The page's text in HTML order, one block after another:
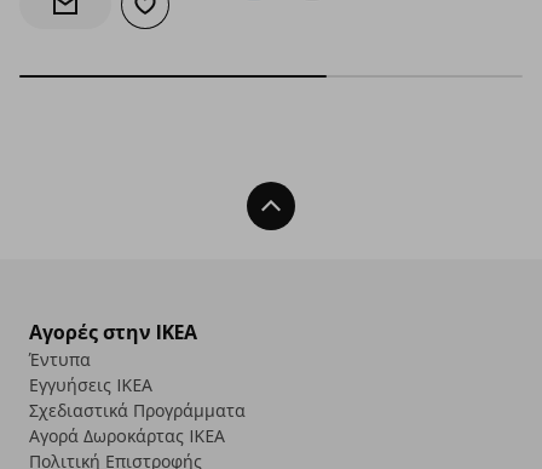
Ενημέρωση διαθεσιμότητας
Προσθήκη στα αγαπημένα
Back To Top
Αγορές στην IKEA
Έντυπα
Εγγυήσεις IKEA
Σχεδιαστικά Προγράμματα
Αγορά Δωρoκάρτας IKEA
Πολιτική Επιστροφής